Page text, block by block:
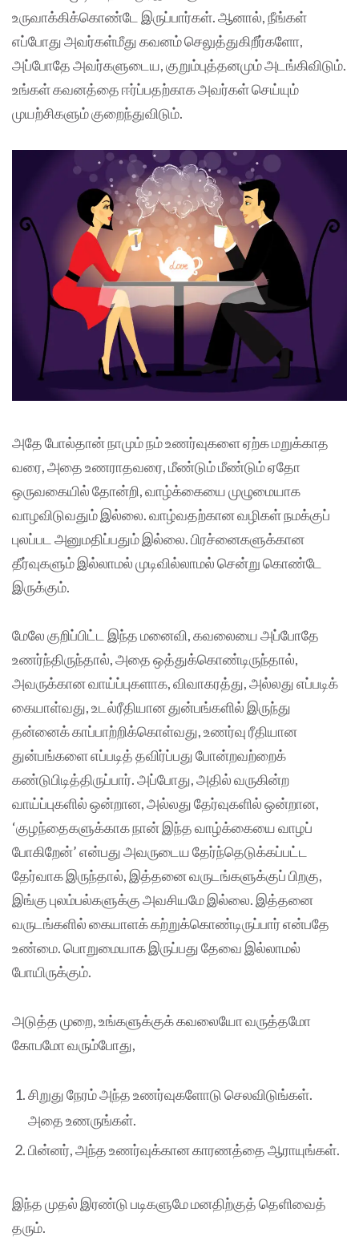
உருவாக்கிக்கொண்டே இருப்பார்கள். ஆனால், நீங்கள்
எப்போது அவர்கள்மீது கவனம் செலுத்துகிறீர்களோ,
அப்போதே அவர்களுடைய, குறும்புத்தனமும் அடங்கிவிடும்.
உங்கள் கவனத்தை ஈர்ப்பதற்காக அவர்கள் செய்யும்
முயற்சிகளும் குறைந்துவிடும்.
அதே போல்தான் நாமும் நம் உணர்வுகளை ஏற்க மறுக்காத
வரை, அதை உணராதவரை, மீண்டும் மீண்டும் ஏதோ
ஒருவகையில் தோன்றி, வாழ்க்கையை முழுமையாக
வாழவிடுவதும் இல்லை. வாழ்வதற்கான வழிகள் நமக்குப்
புலப்பட அனுமதிப்பதும் இல்லை. பிரச்னைகளுக்கான
தீர்வுகளும் இல்லாமல் முடிவில்லாமல் சென்று கொண்டே
இருக்கும்.
மேலே குறிப்பிட்ட இந்த மனைவி, கவலையை அப்போதே
உணர்ந்திருந்தால், அதை ஒத்துக்கொண்டிருந்தால்,
அவருக்கான வாய்ப்புகளாக, விவாகரத்து, அல்லது எப்படிக்
கையாள்வது, உடல்ரீதியான துன்பங்களில் இருந்து
தன்னைக் காப்பாற்றிக்கொள்வது, உணர்வு ரீதியான
துன்பங்களை எப்படித் தவிர்ப்பது போன்றவற்றைக்
கண்டுபிடித்திருப்பார். அப்போது, அதில் வருகின்ற
வாய்ப்புகளில் ஒன்றான, அல்லது தேர்வுகளில் ஒன்றான,
‘குழந்தைகளுக்காக நான் இந்த வாழ்க்கையை வாழப்
போகிறேன்’ என்பது அவருடைய தேர்ந்தெடுக்கப்பட்ட
தேர்வாக இருந்தால், இத்தனை வருடங்களுக்குப் பிறகு,
இங்கு புலம்பல்களுக்கு அவசியமே இல்லை. இத்தனை
வருடங்களில் கையாளக் கற்றுக்கொண்டிருப்பார் என்பதே
உண்மை. பொறுமையாக இருப்பது தேவை இல்லாமல்
போயிருக்கும்.
அடுத்த முறை, உங்களுக்குக் கவலையோ வருத்தமோ
கோபமோ வரும்போது,
சிறுது நேரம் அந்த உணர்வுகளோடு செலவிடுங்கள்.
அதை உணருங்கள்.
பின்னர், அந்த உணர்வுக்கான காரணத்தை ஆராயுங்கள்.
இந்த முதல் இரண்டு படிகளுமே மனதிற்குத் தெளிவைத்
தரும்.